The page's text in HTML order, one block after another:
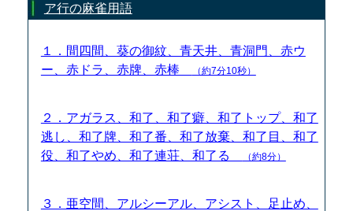
ア行の麻雀用語
１．間四間、葵の御紋、青天井、青洞門、赤ウ
ー、赤ドラ、赤牌、赤棒
（約7分10秒）
２．アガラス、和了、和了癖、和了トップ、和了
逃し、和了牌、和了番、和了放棄、和了目、和了
役、和了やめ、和了連荘、和了る
（約8分）
３．亜空間、アルシーアル、アシスト、足止め、